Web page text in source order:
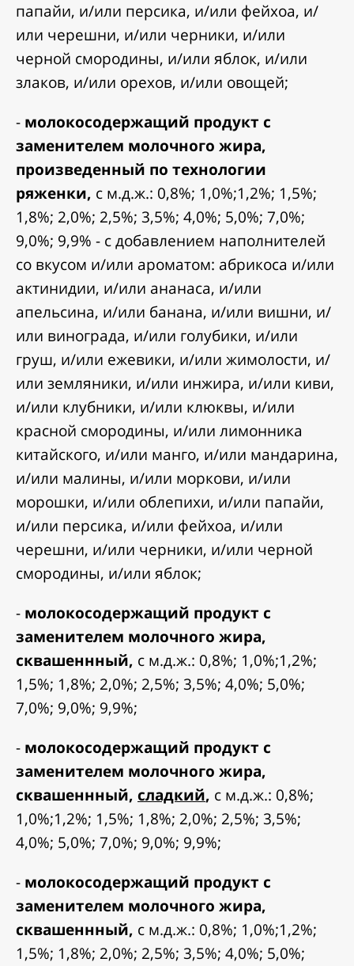
папайи, и/или персика, и/или фейхоа, и/
или черешни, и/или черники, и/или
черной смородины, и/или яблок, и/или
злаков, и/или орехов, и/или овощей;
- молокосодержащий продукт с
заменителем молочного жира,
произведенный по технологии
ряженки, с м.д.ж.: 0,8%; 1,0%;1,2%; 1,5%;
1,8%; 2,0%; 2,5%; 3,5%; 4,0%; 5,0%; 7,0%;
9,0%; 9,9% - с добавлением наполнителей
со вкусом и/или ароматом: абрикоса и/или
актинидии, и/или ананаса, и/или
апельсина, и/или банана, и/или вишни, и/
или винограда, и/или голубики, и/или
груш, и/или ежевики, и/или жимолости, и/
или земляники, и/или инжира, и/или киви,
и/или клубники, и/или клюквы, и/или
красной смородины, и/или лимонника
китайского, и/или манго, и/или мандарина,
и/или малины, и/или моркови, и/или
морошки, и/или облепихи, и/или папайи,
и/или персика, и/или фейхоа, и/или
черешни, и/или черники, и/или черной
смородины, и/или яблок;
- молокосодержащий продукт с
заменителем молочного жира,
сквашеннный, с м.д.ж.: 0,8%; 1,0%;1,2%;
1,5%; 1,8%; 2,0%; 2,5%; 3,5%; 4,0%; 5,0%;
7,0%; 9,0%; 9,9%;
- молокосодержащий продукт с
заменителем молочного жира,
сквашеннный, сладкий, с м.д.ж.: 0,8%;
1,0%;1,2%; 1,5%; 1,8%; 2,0%; 2,5%; 3,5%;
4,0%; 5,0%; 7,0%; 9,0%; 9,9%;
- молокосодержащий продукт с
заменителем молочного жира,
сквашеннный, с м.д.ж.: 0,8%; 1,0%;1,2%;
1,5%; 1,8%; 2,0%; 2,5%; 3,5%; 4,0%; 5,0%;